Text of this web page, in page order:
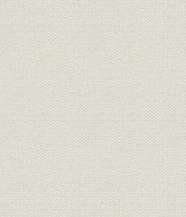
の新たな展開
展戦略